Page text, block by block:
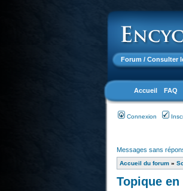
Forum / Consulter
Accueil FAQ
Connexion
Messages sans
Accueil du forum»
Topique